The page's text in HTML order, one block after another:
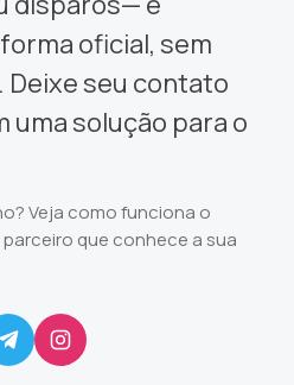
oficial, sem
Deixe seu contato
uma solução para o
Veja como funciona o
que conhece a sua